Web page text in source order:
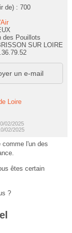
de) : 700
des Pouillots
SUR LOIRE
un e-mail
Loire
02/2025
02/2025
l'un des
êtes certain
?